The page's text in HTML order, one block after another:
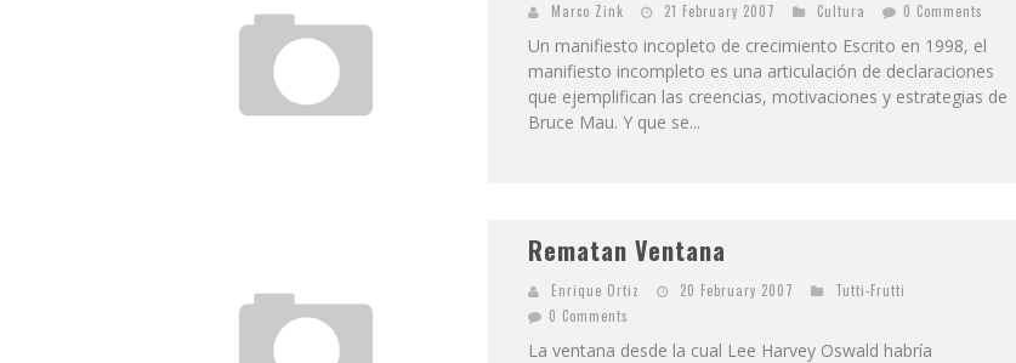
Marco Zink 21 February 2007 Cultura 0 Comments
Un manifiesto incopleto de crecimiento Escrito en 1998, el
manifiesto incompleto es una articulación de declaraciones
que ejemplifican las creencias, motivaciones y estrategias de
Bruce Mau. Y que se...
Rematan Ventana
Enrique Ortiz 20 February 2007
Tutti-Frutti
0 Comments
La ventana desde la cual Lee Harvey Oswald habría